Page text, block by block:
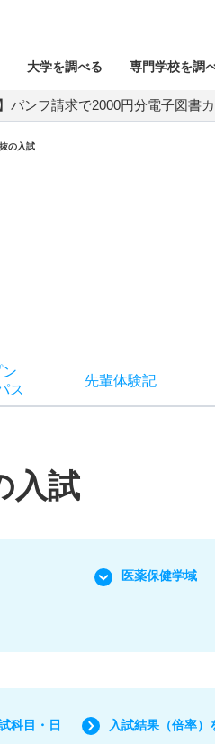
大学を調べる 専門学校を調
】パンフ請求で2000円分電子図書
の入試
ン
ス
先輩体験記
入試
医薬保健学域
科目・日
入試結果（倍率）